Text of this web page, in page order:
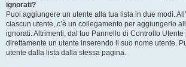
ignorati?
Puoi aggiungere un utente alla tua lista in due modi.
ciascun utente, c’è un collegamento per aggiungerlo
ignorati. Altrimenti, dal tuo Pannello di Controllo
direttamente un utente inserendo il suo nome utente.
utente dalla lista dalla stessa pagina.